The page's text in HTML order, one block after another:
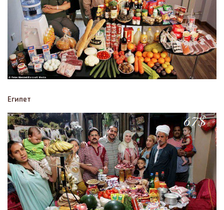
Египет